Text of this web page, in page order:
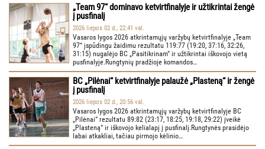
„Team 97“ dominavo ketvirtfinalyje ir užtikrintai žengė
į pusfinalį
2026 liepos 02 d., 22:41 val.
Vasaros lygos 2026 atkrintamųjų varžybų ketvirtfinalyje „Team
97“ įspūdingu žaidimu rezultatu 119:77 (19:20, 37:16, 32:26,
31:15) nugalėjo BC „Pasitikrinam“ ir užtikrintai iškovojo vietą
pusfinalyje.Rungtynių pradžioje komandos…
BC „Pilėnai“ ketvirtfinalyje palaužė „Plasteną“ ir žengė
į pusfinalį
2026 liepos 02 d., 20:56 val.
Vasaros lygos 2026 atkrintamųjų varžybų ketvirtfinalyje BC
„Pilėnai“ rezultatu 89:82 (23:17, 18:25, 19:18, 29:22) įveikė
„Plasteną“ ir iškovojo kelialapį į pusfinalį.Rungtynės prasidėjo
labai atkakliai, tačiau pirmojo kėlinio…